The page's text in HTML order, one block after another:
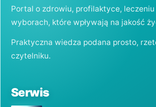
Portal o zdrowiu, profilaktyce,
wyborach, które wpływają na jakość
Praktyczna wiedza podana prosto,
czytelniku.
Serwis